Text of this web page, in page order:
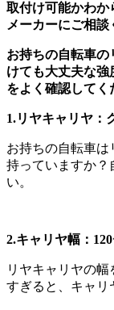
取付け可能かわか
メーカーにご相談
お持ちの自転車
けても大丈夫な
をよく確認してく
1.リヤキャリヤ：
お持ちの自転車は
持っていますか？
い。
2.キャリヤ幅：
リヤキャリヤの
すぎると、キャリ